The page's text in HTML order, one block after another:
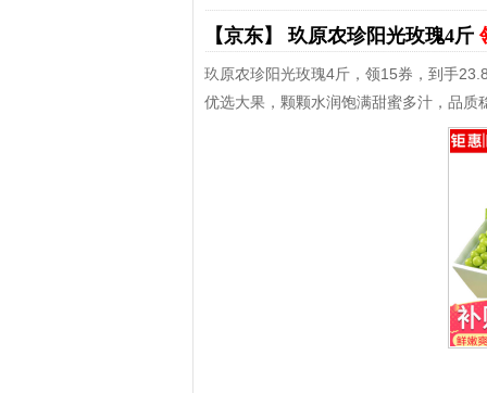
【京东】 玖原农珍阳光玫瑰4斤
玖原农珍阳光玫瑰4斤，领15券，到手
优选大果，颗颗水润饱满甜蜜多汁，品质